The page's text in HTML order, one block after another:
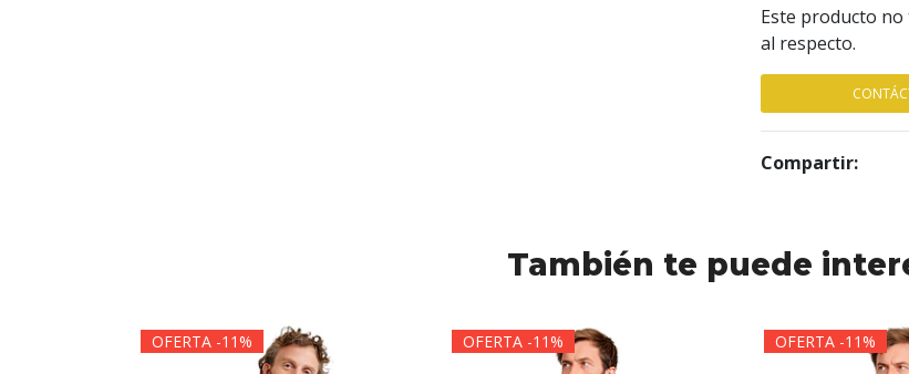
Este producto
al respecto.
Compartir:
También te puede
OFERTA -11% OFERTA -11% OFERTA -11%